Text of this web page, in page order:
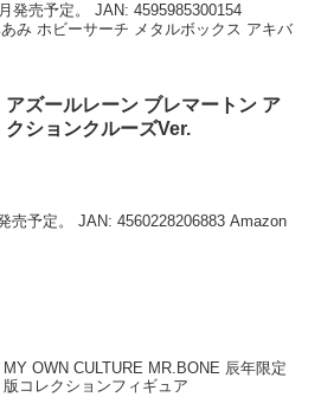
発売予定。 JAN: 4595985300154
み ホビーサーチ メタルボックス アキバ
アズールレーン ブレマートン ア
クションクルーズVer.
売予定。 JAN: 4560228206883 Amazon
MY OWN CULTURE MR.BONE 辰年限定
版コレクションフィギュア